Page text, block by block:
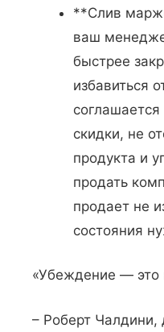
**Слив
ваш
быстрее
избавиться
скидки, не
продукта и
продать
продает не
состояния
«Убеждение — это
– Роберт Чалдини,